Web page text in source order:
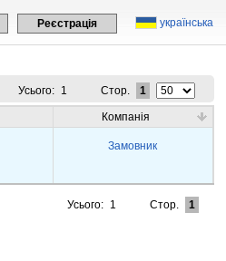
українська
Реєстрація
Усього: 1 Стор. 1
Компанія
Замовник
Усього: 1 Стор. 1